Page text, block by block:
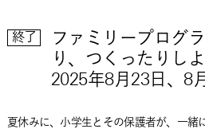
終了
ファミリープログ
り、つくったりし
2025年8月23日、8
夏休みに、小学生とその保護者が、一緒